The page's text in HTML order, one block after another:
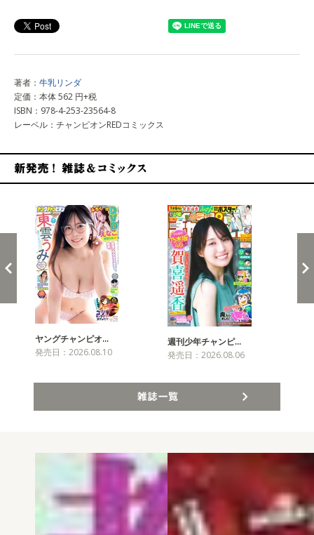
著者： 牛乳リンダ
定価：本体 562 円+税
ISBN：978-4-253-23564-8
レーベル：チャンピオンREDコミックス
ヤングチャンピオ…
発売日：2026.08.10
週刊少年チャンピ…
発売日：2026.08.06